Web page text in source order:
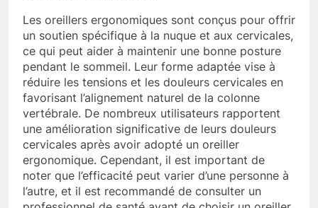
Les oreillers ergonomiques sont conçus pour offrir
un soutien spécifique à la nuque et aux cervicales,
ce qui peut aider à maintenir une bonne posture
pendant le sommeil. Leur forme adaptée vise à
réduire les tensions et les douleurs cervicales en
favorisant l’alignement naturel de la colonne
vertébrale. De nombreux utilisateurs rapportent
une amélioration significative de leurs douleurs
cervicales après avoir adopté un oreiller
ergonomique. Cependant, il est important de
noter que l’efficacité peut varier d’une personne à
l’autre, et il est recommandé de consulter un